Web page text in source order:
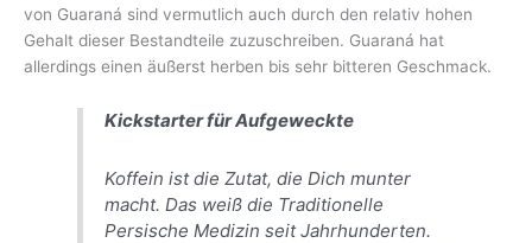
von Guaraná sind vermutlich auch durch den relativ hohen
Gehalt dieser Bestandteile zuzuschreiben. Guaraná hat
allerdings einen äußerst herben bis sehr bitteren Geschmack.
Kickstarter für Aufgeweckte
Koffein ist die Zutat, die Dich munter
macht. Das weiß die Traditionelle
Persische Medizin seit Jahrhunderten.